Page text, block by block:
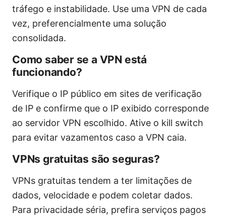
tráfego e instabilidade. Use uma VPN de cada
vez, preferencialmente uma solução
consolidada.
Como saber se a VPN está
funcionando?
Verifique o IP público em sites de verificação
de IP e confirme que o IP exibido corresponde
ao servidor VPN escolhido. Ative o kill switch
para evitar vazamentos caso a VPN caia.
VPNs gratuitas são seguras?
VPNs gratuitas tendem a ter limitações de
dados, velocidade e podem coletar dados.
Para privacidade séria, prefira serviços pagos